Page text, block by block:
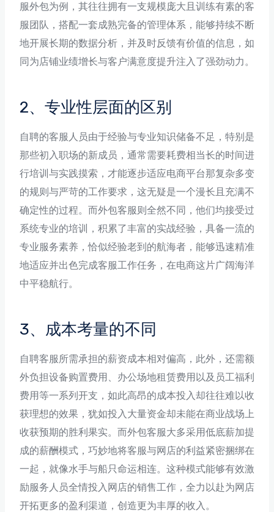
服外包为例，其往往拥有一支规模庞大且训练有素的客
服团队，搭配一套成熟完备的管理体系，能够持续不断
地开展长期的数据分析，并及时反馈有价值的信息，如
同为店铺业绩增长与客户满意度提升注入了强劲动力。
2、专业性层面的区别
自聘的客服人员由于经验与专业知识储备不足，特别是
那些初入职场的新成员，通常需要耗费相当长的时间进
行培训与实践摸索，才能逐步适应电商平台那复杂多变
的规则与严苛的工作要求，这无疑是一个漫长且充满不
确定性的过程。而外包客服则全然不同，他们均接受过
系统专业的培训，积累了丰富的实战经验，具备一流的
专业服务素养，恰似经验老到的航海者，能够迅速精准
地适应并出色完成客服工作任务，在电商这片广阔海洋
中平稳航行。
3、成本考量的不同
自聘客服所需承担的薪资成本相对偏高，此外，还需额
外负担设备购置费用、办公场地租赁费用以及员工福利
费用等一系列开支，如此高昂的成本投入却往往难以收
获理想的效果，犹如投入大量资金却未能在商业战场上
收获预期的胜利果实。而外包客服大多采用低底薪加提
成的薪酬模式，巧妙地将客服与网店的利益紧密捆绑在
一起，就像水手与船只命运相连。这种模式能够有效激
励服务人员全情投入网店的销售工作，全力以赴为网店
开拓更多的盈利渠道，创造更为丰厚的收入。